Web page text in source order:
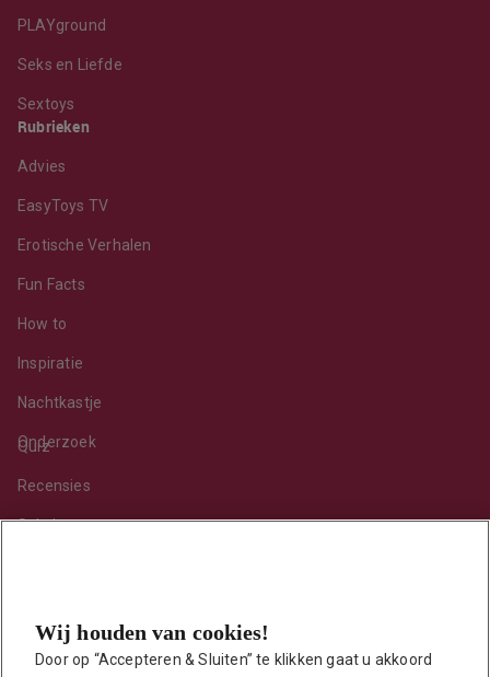
PLAYground
Seks en Liefde
Sextoys
Rubrieken
Advies
EasyToys TV
Erotische Verhalen
Fun Facts
How to
Inspiratie
Nachtkastje
Onderzoek
Quiz
Recensies
Sekshoroscoop
Toy van de maand
Wij houden van cookies!
Door op “Accepteren & Sluiten” te klikken gaat u akkoord